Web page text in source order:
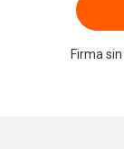
Firma